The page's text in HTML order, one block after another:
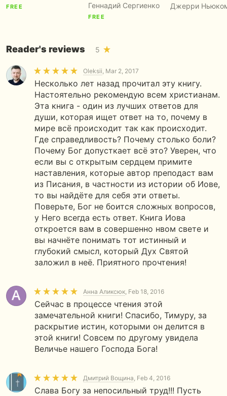
FREE Геннадий Сергиенко
FREE
Джерри
Reader's reviews 5
Oleksii, Mar 2, 2017
Несколько лет назад прочитал эту книгу.
Настоятельно рекомендую всем христианам.
Эта книга - один из лучших ответов для
души, которая ищет ответ на то, почему в
мире всё происходит так как происходит.
Где справедливость? Почему столько боли?
Почему Бог допусткает всё это? Уверен, что
если вы с открытым сердцем примите
наставления, которые автор преподаст вам
из Писания, в частности из истории об Иове,
то вы найдёте для себя эти ответы.
Поверьте, Бог не боится сложных вопросов,
у Него всегда есть ответ. Книга Иова
откроется вам в совершенно нвом свете и
вы начнёте понимать тот истинный и
глубокий смысл, который Дух Святой
заложил в неё. Приятного прочтения!
Анна Аликсюк, Feb 18, 2016
Сейчас в процессе чтения этой
замечательной книги! Спасибо, Тимуру, за
раскрытие истин, которыми он делится в
этой книги! Совсем по другому увидела
Величье нашего Господа Бога!
Дмитрий Вощина, Feb 4, 2016
Слава Богу за непосильный труд!!! Пусть